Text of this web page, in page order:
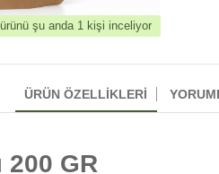
şu anda 1 kişi inceliyor
ÜRÜN ÖZELLIKLERI
200 GR